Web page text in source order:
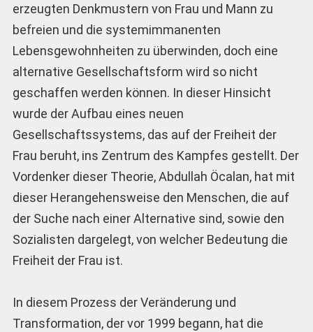
erzeugten Denkmustern von Frau und Mann zu
befreien und die systemimmanenten
Lebensgewohnheiten zu überwinden, doch eine
alternative Gesellschaftsform wird so nicht
geschaffen werden können. In dieser Hinsicht
wurde der Aufbau eines neuen
Gesellschaftssystems, das auf der Freiheit der
Frau beruht, ins Zentrum des Kampfes gestellt. Der
Vordenker dieser Theorie, Abdullah Öcalan, hat mit
dieser Herangehensweise den Menschen, die auf
der Suche nach einer Alternative sind, sowie den
Sozialisten dargelegt, von welcher Bedeutung die
Freiheit der Frau ist.
In diesem Prozess der Veränderung und
Transformation, der vor 1999 begann, hat die